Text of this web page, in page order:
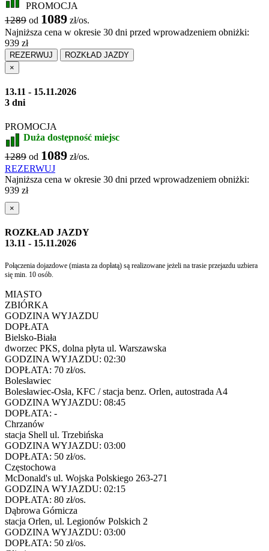
PROMOCJA
1289 od 1089 zł/os.
Najniższa cena w okresie 30 dni przed wprowadzeniem obniżki:
939 zł
REZERWUJ
ROZKŁAD JAZDY
×
13.11 - 15.11.2026
3 dni
PROMOCJA
Duża dostępność miejsc
1289 od 1089 zł/os.
REZERWUJ
Najniższa cena w okresie 30 dni przed wprowadzeniem obniżki:
939 zł
×
ROZKŁAD JAZDY
13.11 - 15.11.2026
Połączenia dojazdowe (miasta za dopłatą) są realizowane jeżeli na trasie przejazdu uzbiera
się min. 10 osób.
MIASTO
ZBIÓRKA
GODZINA WYJAZDU
DOPŁATA
Bielsko-Biała
dworzec PKS, dolna płyta ul. Warszawska
GODZINA WYJAZDU: 02:30
DOPŁATA: 70 zł/os.
Bolesławiec
Bolesławiec-Osła, KFC / stacja benz. Orlen, autostrada A4
GODZINA WYJAZDU: 08:45
DOPŁATA: -
Chrzanów
stacja Shell ul. Trzebińska
GODZINA WYJAZDU: 03:00
DOPŁATA: 50 zł/os.
Częstochowa
McDonald's ul. Wojska Polskiego 263-271
GODZINA WYJAZDU: 02:15
DOPŁATA: 80 zł/os.
Dąbrowa Górnicza
stacja Orlen, ul. Legionów Polskich 2
GODZINA WYJAZDU: 03:00
DOPŁATA: 50 zł/os.